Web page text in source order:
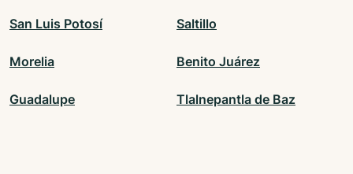
San Luis Potosí Saltillo
Morelia Benito Juárez
Guadalupe Tlalnepantla de Baz